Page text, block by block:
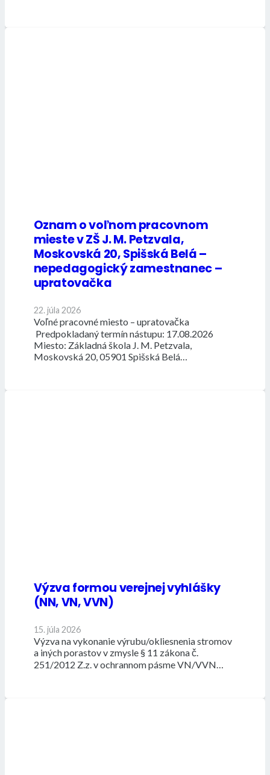
Oznam o voľnom pracovnom
mieste v ZŠ J. M. Petzvala,
Moskovská 20, Spišská Belá –
nepedagogický zamestnanec –
upratovačka
22. júla 2026
Voľné pracovné miesto – upratovačka
Predpokladaný termín nástupu: 17.08.2026
Miesto: Základná škola J. M. Petzvala,
Moskovská 20, 05901 Spišská Belá…
Výzva formou verejnej vyhlášky
(NN, VN, VVN)
15. júla 2026
Výzva na vykonanie výrubu/okliesnenia stromov
a iných porastov v zmysle § 11 zákona č.
251/2012 Z.z. v ochrannom pásme VN/VVN…